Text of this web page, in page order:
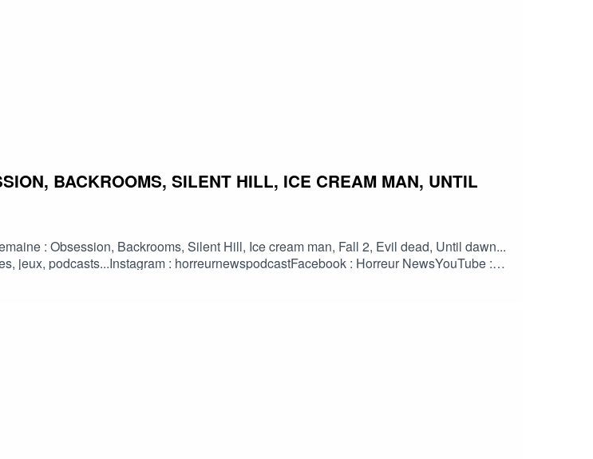
BACKROOMS, SILENT HILL, ICE CREAM MAN, UNTIL
: Obsession, Backrooms, Silent Hill, Ice cream man, Fall 2, Evil dead, Until dawn...
jeux, podcasts...Instagram : horreurnewspodcastFacebook : Horreur NewsYouTube :
news-podcast/Bonne écoute ;)#horreur #info #fantastique #film #serie #jeuvideo
#PodcastHorreur #CultureHorreur #HorreurFrancophone #CinemaHorreur